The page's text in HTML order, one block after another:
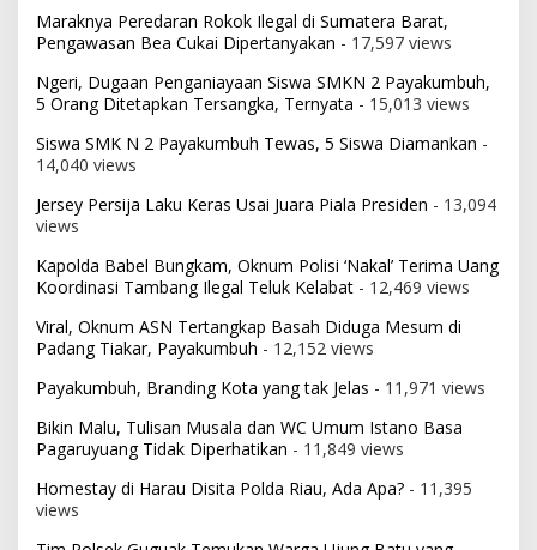
Maraknya Peredaran Rokok Ilegal di Sumatera Barat,
Pengawasan Bea Cukai Dipertanyakan - 17,597 views
Ngeri, Dugaan Penganiayaan Siswa SMKN 2 Payakumbuh,
5 Orang Ditetapkan Tersangka, Ternyata - 15,013 views
Siswa SMK N 2 Payakumbuh Tewas, 5 Siswa Diamankan -
14,040 views
Jersey Persija Laku Keras Usai Juara Piala Presiden - 13,094
views
Kapolda Babel Bungkam, Oknum Polisi ‘Nakal’ Terima Uang
Koordinasi Tambang Ilegal Teluk Kelabat - 12,469 views
Viral, Oknum ASN Tertangkap Basah Diduga Mesum di
Padang Tiakar, Payakumbuh - 12,152 views
Payakumbuh, Branding Kota yang tak Jelas - 11,971 views
Bikin Malu, Tulisan Musala dan WC Umum Istano Basa
Pagaruyuang Tidak Diperhatikan - 11,849 views
Homestay di Harau Disita Polda Riau, Ada Apa? - 11,395
views